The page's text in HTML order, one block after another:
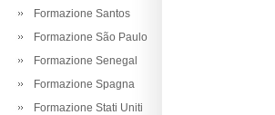
Formazione Santos
Formazione São Paulo
Formazione Senegal
Formazione Spagna
Formazione Stati Uniti